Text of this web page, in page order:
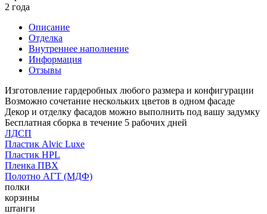
2 года
Описание
Отделка
Внутреннее наполнение
Информация
Отзывы
Изготовление гардеробных любого размера и конфигурации
Возможно сочетание нескольких цветов в одном фасаде
Декор и отделку фасадов можно выполнить под вашу задумку
Бесплатная сборка в течение 5 рабочих дней
ЛДСП
Пластик Alvic Luxe
Пластик HPL
Пленка ПВХ
Полотно АГТ (МДФ)
полки
корзины
штанги